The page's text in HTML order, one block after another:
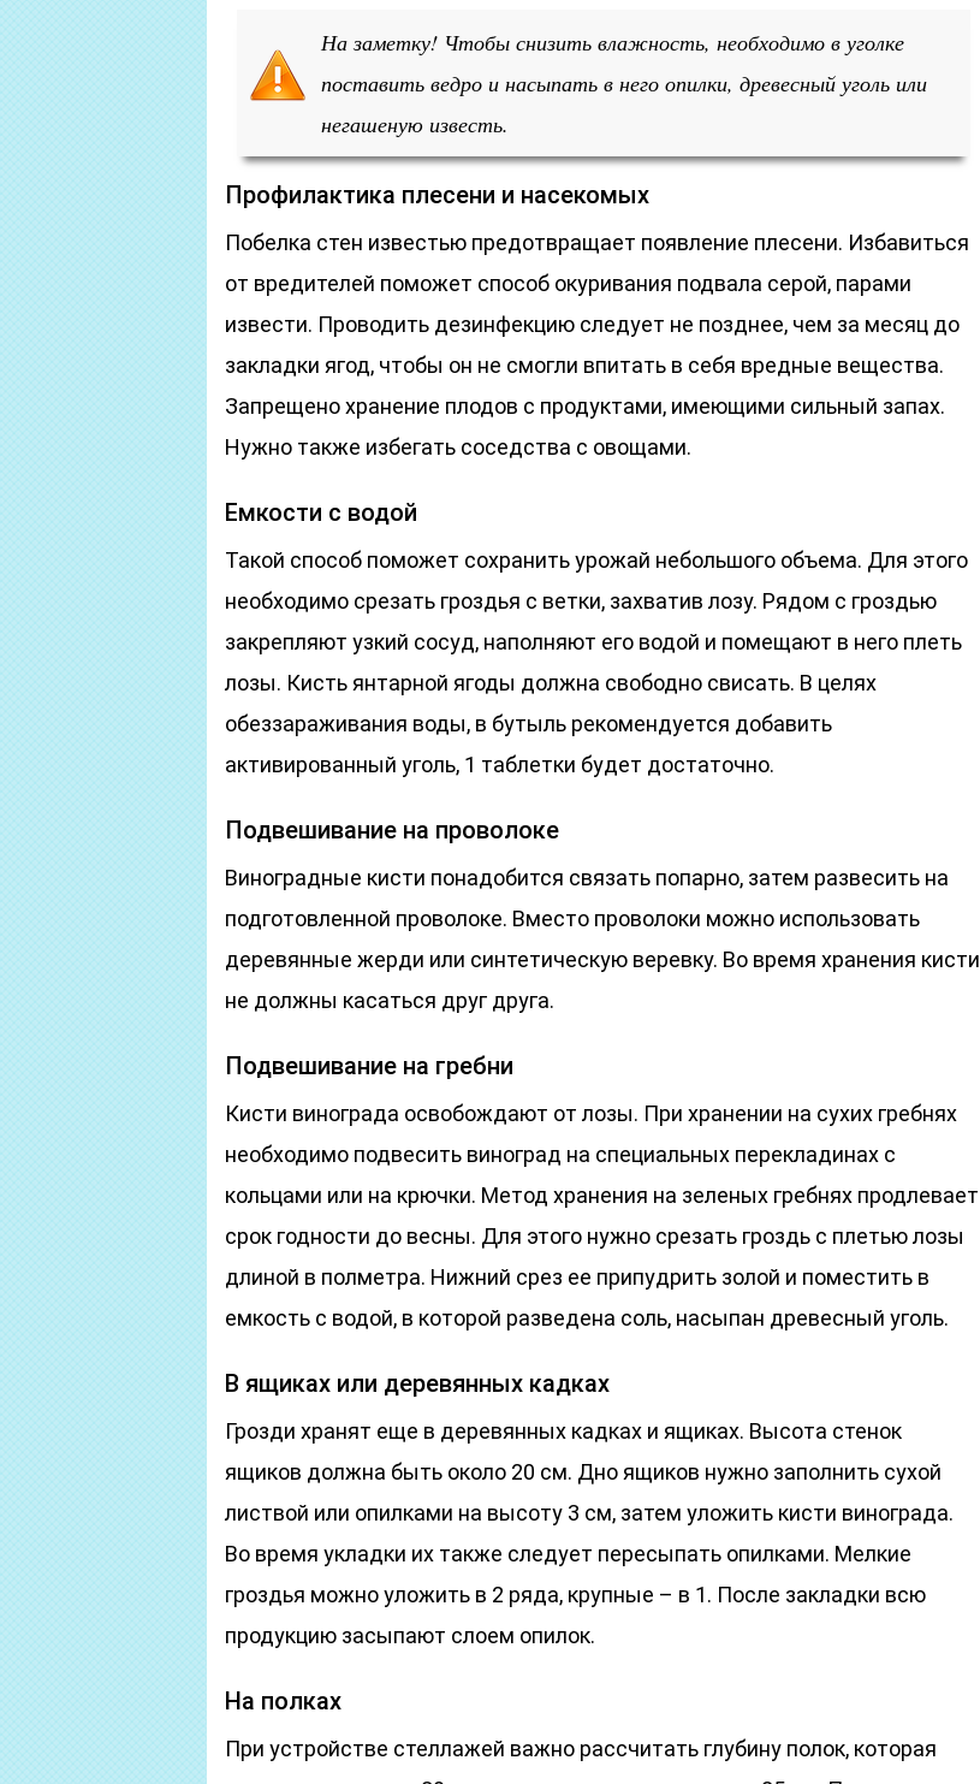
На заметку! Чтобы снизить влажность, необходимо в уголке
поставить ведро и насыпать в него опилки, древесный уголь или
негашеную известь.
Профилактика плесени и насекомых
Побелка стен известью предотвращает появление плесени. Избавиться
от вредителей поможет способ окуривания подвала серой, парами
извести. Проводить дезинфекцию следует не позднее, чем за месяц до
закладки ягод, чтобы он не смогли впитать в себя вредные вещества.
Запрещено хранение плодов с продуктами, имеющими сильный запах.
Нужно также избегать соседства с овощами.
Емкости с водой
Такой способ поможет сохранить урожай небольшого объема. Для этого
необходимо срезать гроздья с ветки, захватив лозу. Рядом с гроздью
закрепляют узкий сосуд, наполняют его водой и помещают в него плеть
лозы. Кисть янтарной ягоды должна свободно свисать. В целях
обеззараживания воды, в бутыль рекомендуется добавить
активированный уголь, 1 таблетки будет достаточно.
Подвешивание на проволоке
Виноградные кисти понадобится связать попарно, затем развесить на
подготовленной проволоке. Вместо проволоки можно использовать
деревянные жерди или синтетическую веревку. Во время хранения кисти
не должны касаться друг друга.
Подвешивание на гребни
Кисти винограда освобождают от лозы. При хранении на сухих гребнях
необходимо подвесить виноград на специальных перекладинах с
кольцами или на крючки. Метод хранения на зеленых гребнях продлевает
срок годности до весны. Для этого нужно срезать гроздь с плетью лозы
длиной в полметра. Нижний срез ее припудрить золой и поместить в
емкость с водой, в которой разведена соль, насыпан древесный уголь.
В ящиках или деревянных кадках
Грозди хранят еще в деревянных кадках и ящиках. Высота стенок
ящиков должна быть около 20 см. Дно ящиков нужно заполнить сухой
листвой или опилками на высоту 3 см, затем уложить кисти винограда.
Во время укладки их также следует пересыпать опилками. Мелкие
гроздья можно уложить в 2 ряда, крупные – в 1. После закладки всю
продукцию засыпают слоем опилок.
На полках
При устройстве стеллажей важно рассчитать глубину полок, которая